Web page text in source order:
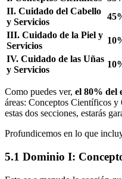
II. Cuidado del Cabello
y Servicios
III. Cuidado de la Piel y
Servicios
IV. Cuidado de las Uñas
y Servicios
Como puedes ver, el 80% del
áreas: Conceptos Científicos
estas dos secciones, estarás
Profundicemos en lo que
5.1 Dominio I: